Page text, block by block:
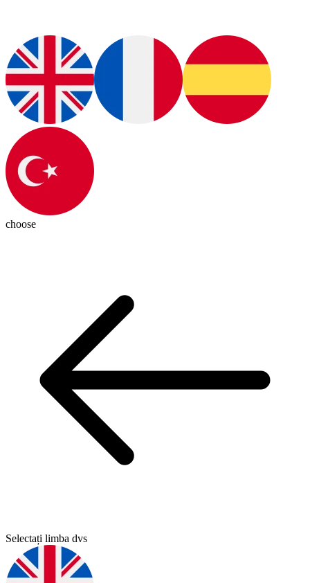
choose
Selectați limba dvs